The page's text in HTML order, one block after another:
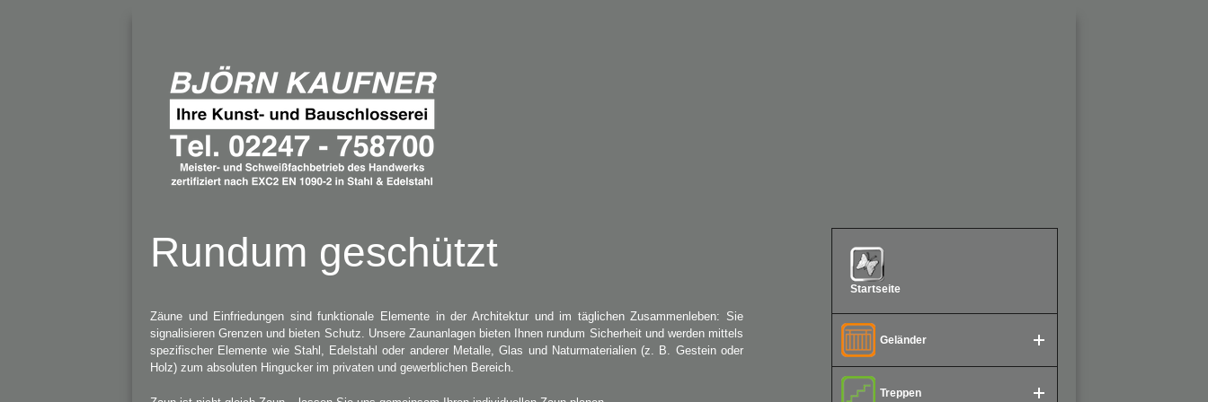
Rundum geschützt
Zäune und Einfriedungen sind funktionale Elemente in der Architektur und im täglichen Zusammenleben: Sie
signalisieren Grenzen und bieten Schutz. Unsere Zaunanlagen bieten Ihnen rundum Sicherheit und werden mittels
spezifischer Elemente wie Stahl, Edelstahl oder anderer Metalle, Glas und Naturmaterialien (z. B. Gestein oder
Holz) zum absoluten Hingucker im privaten und gewerblichen Bereich.
Startseite
Geländer
Treppen